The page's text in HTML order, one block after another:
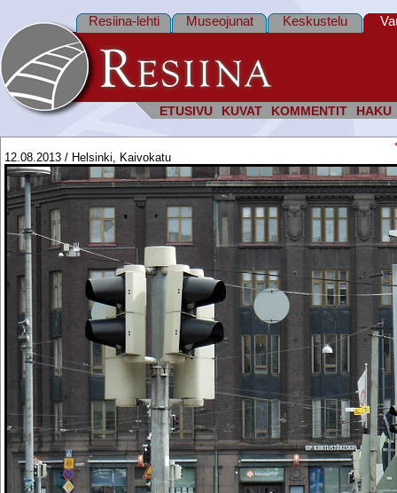
ETUSIVU KUVAT KOMMENTIT HAKU
Resiina-lehti Museojunat Keskustelu
12.08.2013 / Helsinki, Kaivokatu